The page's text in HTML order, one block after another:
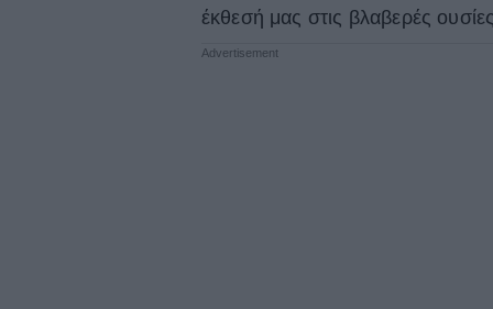
έκθεσή μας στις βλαβερές